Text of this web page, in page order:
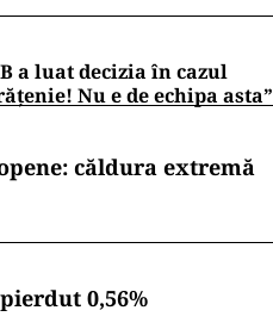
a luat decizia în cazul
Nu e de echipa asta”
căldura extremă
0,56%